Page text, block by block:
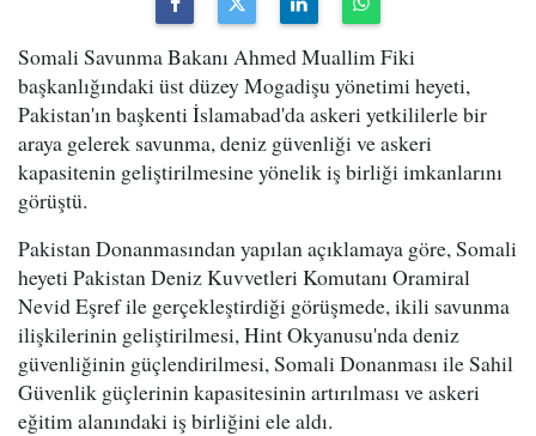
Somali Savunma Bakanı Ahmed Muallim Fiki
başkanlığındaki üst düzey Mogadişu yönetimi heyeti,
Pakistan'ın başkenti İslamabad'da askeri yetkililerle bir
araya gelerek savunma, deniz güvenliği ve askeri
kapasitenin geliştirilmesine yönelik iş birliği imkanlarını
görüştü.
Pakistan Donanmasından yapılan açıklamaya göre, Somali
heyeti Pakistan Deniz Kuvvetleri Komutanı Oramiral
Nevid Eşref ile gerçekleştirdiği görüşmede, ikili savunma
ilişkilerinin geliştirilmesi, Hint Okyanusu'nda deniz
güvenliğinin güçlendirilmesi, Somali Donanması ile Sahil
Güvenlik güçlerinin kapasitesinin artırılması ve askeri
eğitim alanındaki iş birliğini ele aldı.